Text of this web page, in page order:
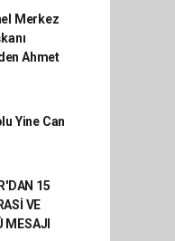
Merkez
Ahmet
Yine Can
15
VE
MESAJI